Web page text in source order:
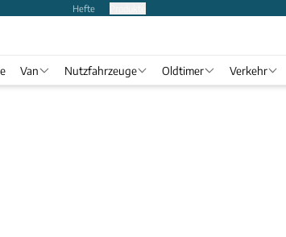
Hefte
Van Nutzfahrzeuge Oldtimer Verkehr